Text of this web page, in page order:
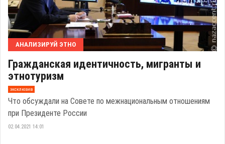
АНАЛИЗИРУЙ ЭТНО
Гражданская идентичность, мигранты и
этнотуризм
эксклюзив
Что обсуждали на Совете по межнациональным отношениям
при Президенте России
02.04.2021 14:01